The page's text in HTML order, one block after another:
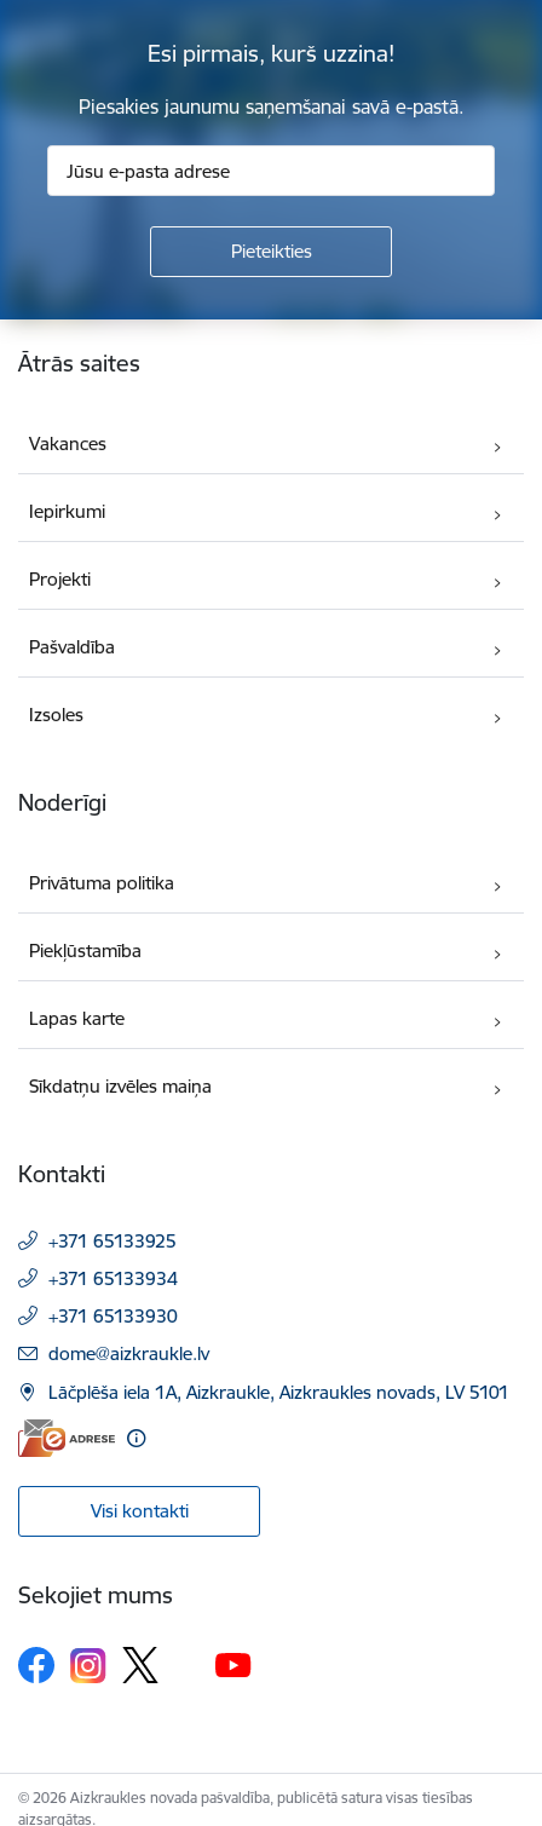
Esi pirmais, kurš uzzina!
Piesakies jaunumu saņemšanai savā e-pastā.
Kājene
Ātrās saites
Vakances
Iepirkumi
Projekti
Pašvaldība
Izsoles
Noderīgi
Privātuma politika
Piekļūstamība
Lapas karte
Sīkdatņu izvēles maiņa
Kontakti
+371 65133925
+371 65133934
+371 65133930
E-pasts:
dome@aizkraukle.lv
Lāčplēša iela 1A, Aizkraukle, Aizkraukles novads, LV 5101
Visi kontakti
Sekojiet mums
© 2026 Aizkraukles novada pašvaldība, publicētā satura visas tiesības
aizsargātas.